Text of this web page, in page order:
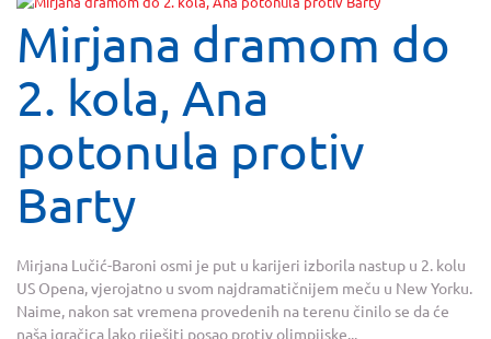
Mirjana dramom do
2. kola, Ana
potonula protiv
Barty
Mirjana Lučić-Baroni osmi je put u karijeri izborila nastup u 2. kolu
US Opena, vjerojatno u svom najdramatičnijem meču u New Yorku.
Naime, nakon sat vremena provedenih na terenu činilo se da će
naša igračica lako riješiti posao protiv olimpijske...